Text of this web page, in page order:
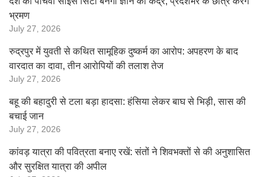
भ्रमण
July 27, 2026
रुद्रपुर में युवती से कथित सामूहिक दुष्कर्म का आरोप: अपहरण के बाद
वारदात का दावा, तीन आरोपियों की तलाश तेज
July 27, 2026
बहू की बहादुरी से टला बड़ा हादसा: हंसिया लेकर बाघ से भिड़ी, सास की
बचाई जान
July 27, 2026
कांवड़ यात्रा की पवित्रता बनाए रखें: संतों ने शिवभक्तों से की अनुशासित
और सुरक्षित यात्रा की अपील